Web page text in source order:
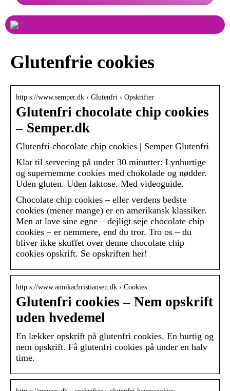
Glutenfrie cookies
http s://www.semper.dk › Glutenfri › Opskrifter
Glutenfri chocolate chip cookies
– Semper.dk
Glutenfri chocolate chip cookies | Semper Glutenfri
Klar til servering på under 30 minutter: Lynhurtige
og supernemme cookies med chokolade og nødder.
Uden gluten. Uden laktose. Med videoguide.
Chocolate chip cookies – eller verdens bedste
cookies (mener mange) er en amerikansk klassiker.
Men at lave sine egne – dejligt seje chocolate chip
cookies – er nemmere, end du tror. Tro os – du
bliver ikke skuffet over denne chocolate chip
cookies opskrift. Se opskriften her!
http s://www.annikachristiansen.dk › Cookies
Glutenfri cookies – Nem opskrift
uden hvedemel
En lækker opskrift på glutenfri cookies. En hurtig og
nem opskrift. Få glutenfri cookies på under en halv
time.